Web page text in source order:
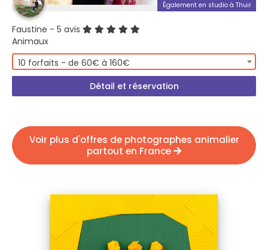
Également en studio à Thuir
Faustine - 5 avis
Animaux
10 forfaits - de 60€ à 160€
Détail et réservation
Voir plus d'offres de photographes animalier
partout en France